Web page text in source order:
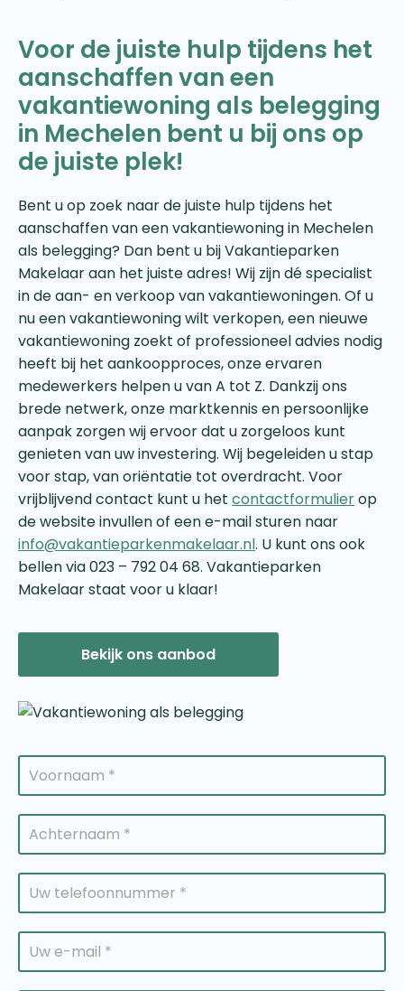
Voor de juiste hulp tijdens het
aanschaffen van een
vakantiewoning als belegging
in Mechelen bent u bij ons op
de juiste plek!
Bent u op zoek naar de juiste hulp tijdens het
aanschaffen van een vakantiewoning in Mechelen
als belegging? Dan bent u bij Vakantieparken
Makelaar aan het juiste adres! Wij zijn dé specialist
in de aan- en verkoop van vakantiewoningen. Of u
nu een vakantiewoning wilt verkopen, een nieuwe
vakantiewoning zoekt of professioneel advies nodig
heeft bij het aankoopproces, onze ervaren
medewerkers helpen u van A tot Z. Dankzij ons
brede netwerk, onze marktkennis en persoonlijke
aanpak zorgen wij ervoor dat u zorgeloos kunt
genieten van uw investering. Wij begeleiden u stap
voor stap, van oriëntatie tot overdracht. Voor
vrijblijvend contact kunt u het contactformulierop
de website invullen of een e-mail sturen naar
info@vakantieparkenmakelaar.nl. U kunt ons ook
bellen via 023 – 792 04 68. Vakantieparken
Makelaar staat voor u klaar!
Bekijk ons aanbod